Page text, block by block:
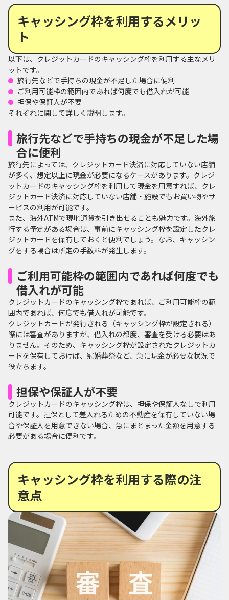
キャッシング枠を利用するメリッ
ト
以下は、クレジットカードのキャッシング枠を利用する主なメリ
ットです。
旅行先などで手持ちの現金が不足した場合に便利
ご利用可能枠の範囲内であれば何度でも借入れが可能
担保や保証人が不要
それぞれに関して詳しく説明します。
旅行先などで手持ちの現金が不足した場
合に便利
旅行先によっては、クレジットカード決済に対応していない店舗
が多く、想定以上に現金が必要になるケースがあります。クレジ
ットカードのキャッシング枠を利用して現金を用意すれば、クレ
ジットカード決済に対応していない店舗・施設でもお買い物やサ
ービスの利用が可能です。
また、海外ATMで現地通貨を引き出せることも魅力です。海外旅
行する予定がある場合は、事前にキャッシング枠を設定したクレ
ジットカードを保有しておくと便利でしょう。なお、キャッシン
グをする場合は所定の手数料が発生します。
ご利用可能枠の範囲内であれば何度でも
借入れが可能
クレジットカードのキャッシング枠であれば、ご利用可能枠の範
囲内であれば、何度でも借入れが可能です。
クレジットカードが発行される（キャッシング枠が設定される）
際には審査がありますが、借入れの都度、審査を受ける必要はあ
りません。そのため、キャッシング枠が設定されたクレジットカ
ードを保有しておけば、冠婚葬祭など、急に現金が必要な状況で
役立ちます。
担保や保証人が不要
クレジットカードのキャッシング枠は、担保や保証人なしで利用
可能です。担保として差入れるための不動産を保有していない場
合や保証人を用意できない場合、急にまとまった金額を用意する
必要がある場合に便利です。
キャッシング枠を利用する際の注
意点